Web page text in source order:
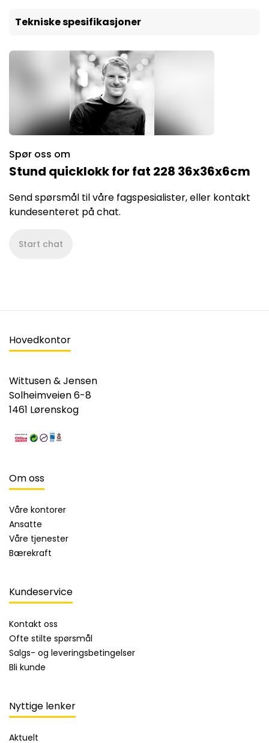
Tekniske spesifikasjoner
Spør oss om
Stund quicklokk for fat 228 36x36x6cm
Send spørsmål til våre fagspesialister, eller kontakt
kundesenteret på chat.
Start chat
Hovedkontor
Wittusen & Jensen
Solheimveien 6-8
1461 Lørenskog
Om oss
Våre kontorer
Ansatte
Våre tjenester
Bærekraft
Kundeservice
Kontakt oss
Ofte stilte spørsmål
Salgs- og leveringsbetingelser
Bli kunde
Nyttige lenker
Aktuelt